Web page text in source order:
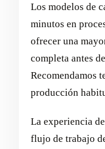
Los modelos de
minutos en
ofrecer una
completa antes
Recomendamos
producción
La experiencia
flujo de trabajo